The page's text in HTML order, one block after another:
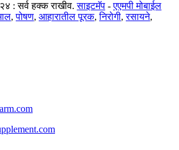
: सर्व हक्क राखीव. साइटमॅप -एएमपी मोबाईल
,पोषण, आहारातील पूरक,निरोगी,रसायने,